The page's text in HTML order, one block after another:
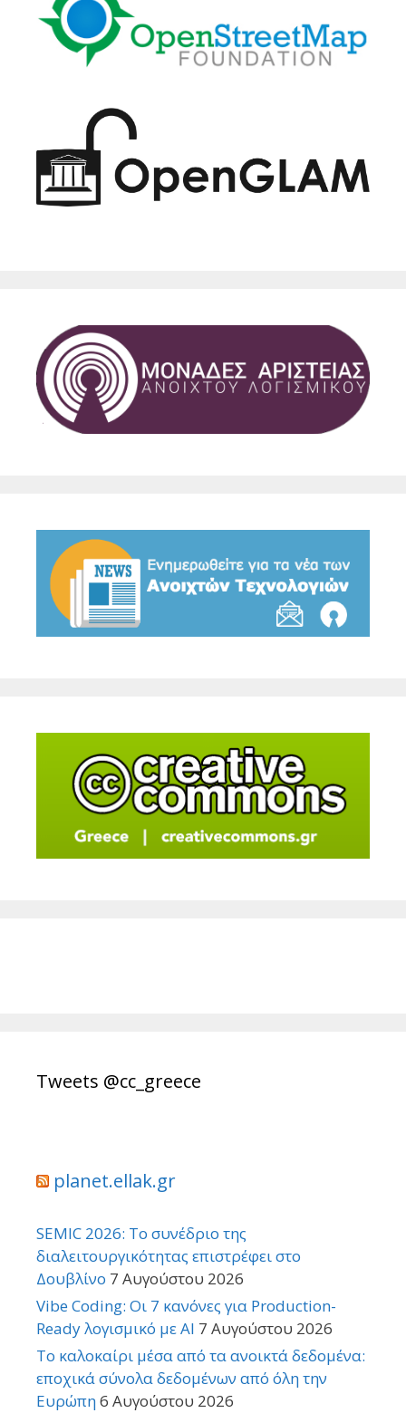
Tweets @cc_greece
planet.ellak.gr
SEMIC 2026: Το συνέδριο της
διαλειτουργικότητας επιστρέφει στο
Δουβλίνο 7 Αυγούστου 2026
Vibe Coding: Οι 7 κανόνες για Production-
Ready λογισμικό με AI 7 Αυγούστου 2026
Το καλοκαίρι μέσα από τα ανοικτά δεδομένα:
εποχικά σύνολα δεδομένων από όλη την
Ευρώπη6 Αυγούστου 2026